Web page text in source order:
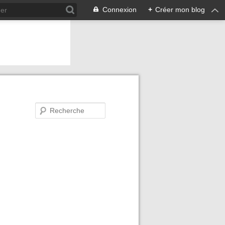
Connexion + Créer mon blog